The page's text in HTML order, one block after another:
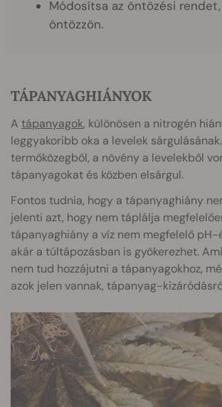
Módosítsa az öntözési
öntözzön.
TÁPANYAGHIÁNYOK
A tápanyagok, különösen a nitrogén
leggyakoribb oka a levelek
termőközegből, a növény a levelekből
tápanyagokat és közben elsárgul.
Fontos tudnia, hogy a tápanyaghiány
jelenti azt, hogy nem táplálja
tápanyaghiány a víz nem megfelelő pH-
akár a túltápozásban is gyökerezhet.
nem tud hozzájutni a tápanyagokhoz,
azok jelen vannak, tápanyag-